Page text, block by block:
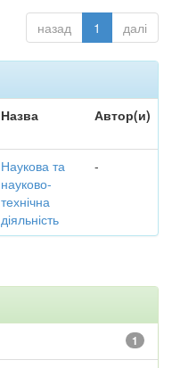
назад 1 далі
Назва Автор(и)
Наукова та
науково-
технічна
діяльність
-
1